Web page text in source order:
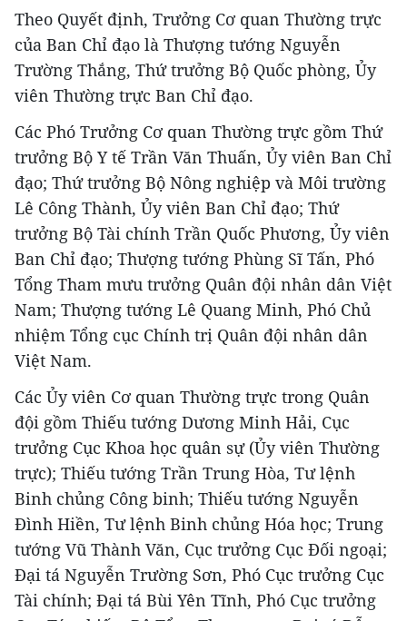
Theo Quyết định, Trưởng Cơ quan Thường trực
của Ban Chỉ đạo là Thượng tướng Nguyễn
Trường Thắng, Thứ trưởng Bộ Quốc phòng, Ủy
viên Thường trực Ban Chỉ đạo.
Các Phó Trưởng Cơ quan Thường trực gồm Thứ
trưởng Bộ Y tế Trần Văn Thuấn, Ủy viên Ban Chỉ
đạo; Thứ trưởng Bộ Nông nghiệp và Môi trường
Lê Công Thành, Ủy viên Ban Chỉ đạo; Thứ
trưởng Bộ Tài chính Trần Quốc Phương, Ủy viên
Ban Chỉ đạo; Thượng tướng Phùng Sĩ Tấn, Phó
Tổng Tham mưu trưởng Quân đội nhân dân Việt
Nam; Thượng tướng Lê Quang Minh, Phó Chủ
nhiệm Tổng cục Chính trị Quân đội nhân dân
Việt Nam.
Các Ủy viên Cơ quan Thường trực trong Quân
đội gồm Thiếu tướng Dương Minh Hải, Cục
trưởng Cục Khoa học quân sự (Ủy viên Thường
trực); Thiếu tướng Trần Trung Hòa, Tư lệnh
Binh chủng Công binh; Thiếu tướng Nguyễn
Đình Hiền, Tư lệnh Binh chủng Hóa học; Trung
tướng Vũ Thành Văn, Cục trưởng Cục Đối ngoại;
Đại tá Nguyễn Trường Sơn, Phó Cục trưởng Cục
Tài chính; Đại tá Bùi Yên Tĩnh, Phó Cục trưởng